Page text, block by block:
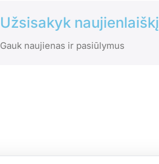
Užsisakyk naujienlaiškį
Gauk naujienas ir pasiūlymus